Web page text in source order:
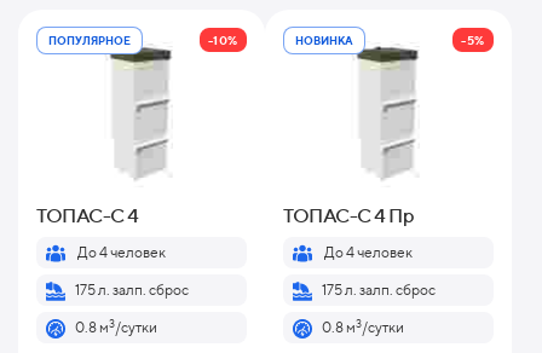
ПОПУЛЯРНОЕ -10%
ТОПАС-С 4
До 4 человек
175 л. залп. сброс
0.8 м3/сутки
НОВИНКА -5%
ТОПАС-С 4 Пр
До 4 человек
175 л. залп. сброс
0.8 м3/сутки